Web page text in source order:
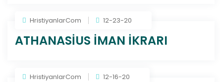
HristiyanlarCom 12-23-20
ATHANASİUS İMAN İKRARI
HristiyanlarCom 12-16-20